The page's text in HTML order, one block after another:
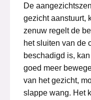
De
gezicht aanstuurt,
zenuw regelt de
het sluiten van de
beschadigd is,
goed meer
van het gezicht,
slappe wang. Het